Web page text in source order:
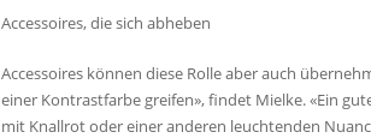
Accessoires, die sich abheben
Accessoires können diese Rolle aber auch
einer Kontrastfarbe greifen», findet Mielke. «Ein
mit Knallrot oder einer anderen leuchtenden